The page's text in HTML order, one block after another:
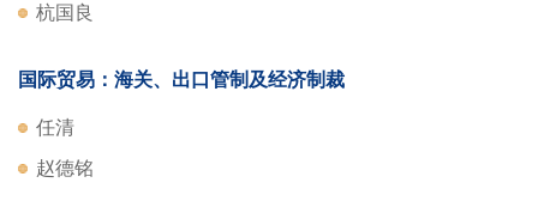
杭国良
国际贸易：海关、出口管制及经济制裁
任清
赵德铭